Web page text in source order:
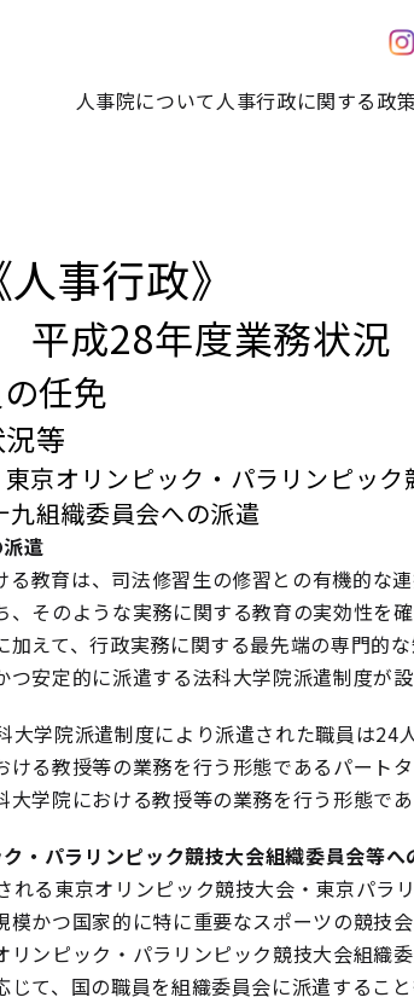
人事院について 人事行政に関する政策
事行政》
平成28年度業務状況
任免
等
京オリンピック・パラリンピック
九組織委員会への派遣
派遣
る教育は、司法修習生の修習との有機的な
、そのような実務に関する教育の実効性を
加えて、行政実務に関する最先端の専門的
安定的に派遣する法科大学院派遣制度が設
大学院派遣制度により派遣された職員は24
ける教授等の業務を行う形態であるパート
大学院における教授等の業務を行う形態で
ク・パラリンピック競技大会組織委員会等へ
れる東京オリンピック競技大会・東京パラ
模かつ国家的に特に重要なスポーツの競技
リンピック・パラリンピック競技大会組織
じて、国の職員を組織委員会に派遣するこ